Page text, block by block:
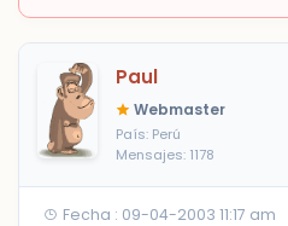
Paul
Webmaster
País: Perú
Mensajes: 1178
Fecha : 09-04-2003 11:17 am